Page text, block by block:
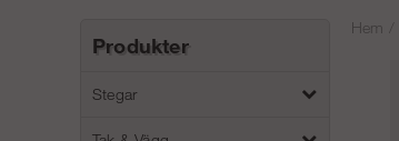
Produkter
Stegar
Hem